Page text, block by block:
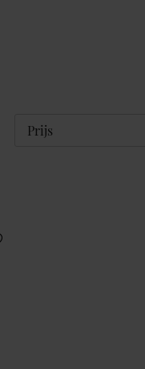
Prijs